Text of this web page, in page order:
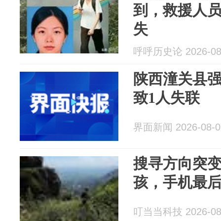
到，救援人
失
呼呼历史论 2026-
陕西潼关县
致1人失联
界面新闻 2026-08-
搜寻方向突
孩，手机最
叮当当科技 2026-